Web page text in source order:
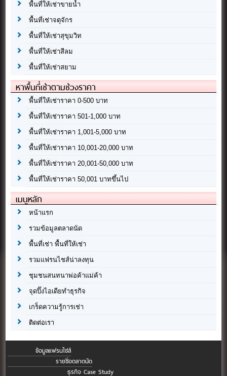
พื้นที่ให้เช่าขายน้ำ
พื้นที่เช่าจตุจักร
พื้นที่ให้เช่าสุขุมวิท
พื้นที่ให้เช่าสีลม
พื้นที่ให้เช่าสยาม
หาพื้นที่เช่าตามช่วงราคา
พื้นที่ให้เช่าราคา 0-500 บาท
พื้นที่ให้เช่าราคา 501-1,000 บาท
พื้นที่ให้เช่าราคา 1,001-5,000 บาท
พื้นที่ให้เช่าราคา 10,001-20,000 บาท
พื้นที่ให้เช่าราคา 20,001-50,000 บาท
พื้นที่ให้เช่าราคา 50,001 บาทขึ้นไป
เมนูหลัก
หน้าแรก
รวมข้อมูลตลาดนัด
พื้นที่เช่า พื้นที่ให้เช่า
รวมแฟรนไชส์น่าลงทุน
ชุมชนสนทนาพ่อค้าแม่ค้า
จุดปิ๊งไอเดียทำธุรกิจ
เกร็ดความรู้การเช่า
ติดต่อเรา
ข้อมูลแฟรนไชส์
รายชื่อตลาดนัด
ธุรกิจ Case Study